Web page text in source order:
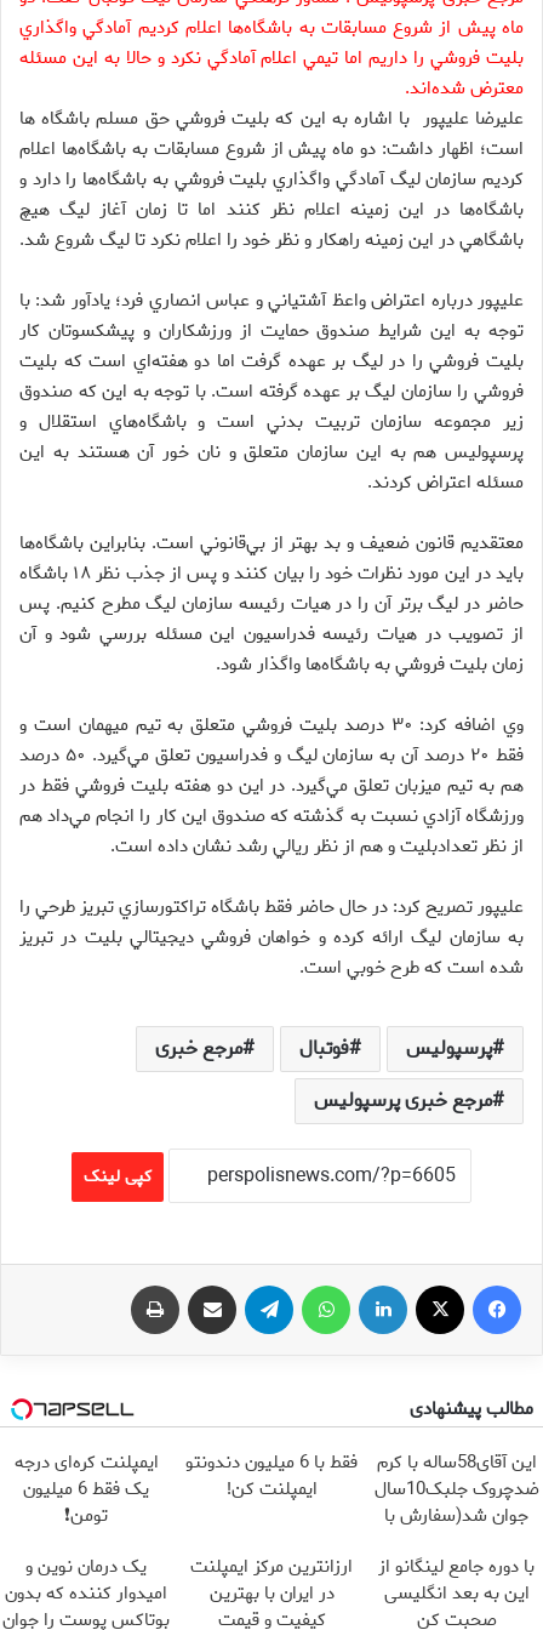
ماه پيش از شروع مسابقات به باشگاه‌ها اعلام كرديم آمادگي واگذاري
بليت فروشي را داريم اما تيمي اعلام آمادگي نكرد و حالا به اين مسئله
معترض شده‌اند.
عليرضا عليپور با اشاره به اين كه بليت فروشي حق مسلم باشگا‌ه ها
است؛ اظهار داشت: دو ماه پيش از شروع مسابقات به باشگاه‌ها اعلام
كرديم سازمان ليگ آمادگي واگذاري بليت فروشي به باشگاه‌ها را دارد و
باشگاه‌ها در اين زمينه اعلام نظر كنند اما تا زمان آغاز ليگ هيچ
باشگاهي در اين زمينه راهكار و نظر خود را اعلام نكرد تا ليگ شروع شد.
عليپور درباره اعتراض واعظ آشتياني و عباس انصاري فرد؛ يادآور شد: با
توجه به اين شرايط صندوق حمايت از ورزشكاران و پيشكسوتان كار
بليت فروشي را در ليگ بر عهده گرفت اما دو هفته‌اي است كه بليت
فروشي را سازمان ليگ بر عهده گرفته است. با توجه به اين كه صندوق
زير مجموعه سازمان تربيت بدني است و باشگاه‌هاي استقلال و
پرسپوليس هم به اين سازمان متعلق و نان خور آن هستند به اين
مسئله اعتراض كردند.
معتقديم قانون ضعيف و بد بهتر از بي‌قانوني است. بنابراين باشگاه‌ها
بايد در اين مورد نظرات خود را بيان كنند و پس از جذب نظر ۱۸ باشگا‌ه
حاضر در ليگ برتر آن را در هيات رئيسه سازمان ليگ مطرح كنيم. پس
از تصويب در هيات رئيسه فدراسيون اين مسئله بررسي شود و آن
زمان بليت فروشي به باشگاه‌ها واگذار شود.
وي اضافه كرد: ۳۰ درصد بليت فروشي متعلق به تيم ميهمان است و
فقط ۲۰ درصد آن به سازمان ليگ و فدراسيون تعلق مي‌گيرد. ۵۰ درصد
هم به تيم ميزبان تعلق مي‌گيرد. در اين دو هفته بليت فروشي فقط در
ورزشگاه ‌آزادي نسبت به گذشته كه صندوق اين كار را انجام مي‌داد هم
از نظر تعدادبليت و هم از نظر ريالي رشد نشان داده است.
عليپور تصريح كرد: در حال حاضر فقط باشگاه تراكتورسازي تبريز طرحي را
به سازمان ليگ ارائه كرده و خواهان فروشي ديجيتالي بليت در تبريز
شده است كه طرح خوبي است.
پرسپولیس فوتبال
مرجع خبری
مرجع خبری پرسپولیس
کپی لینک
فیس بوک لینکدین تلگرام اشتراک گذاری از طریق ایمیل
مطالب پیشنهادی
این آقای58ساله با کرم
ضدچروک جلبک10سال
جوان شد(سفارش با
فقط با 6 میلیون دندونتو
ایمپلنت کن!
ایمپلنت کره‌ای درجه
یک فقط 6 میلیون
تومن❗
با دوره جامع لینگانو از
این به بعد انگلیسی
صحبت کن
ارزانترین مرکز ایمپلنت
در ایران با بهترین
کیفیت و قیمت
یک درمان نوین و
امیدوار کننده که بدون
بوتاکس پوست را جوان